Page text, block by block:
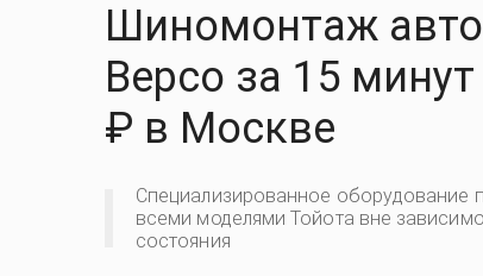
Шиномонтаж
Версо за 15
₽ в Москве
Специализированное оборудование
всеми моделями Тойота вне
состояния